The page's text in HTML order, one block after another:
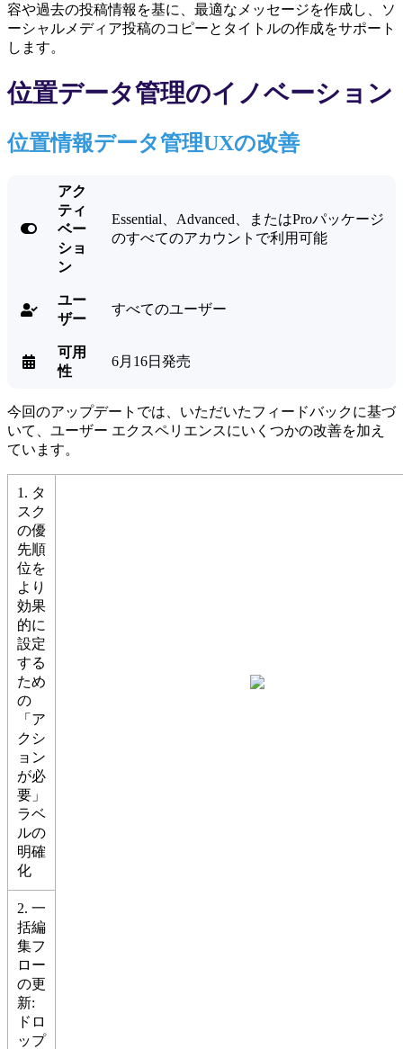
容や過去の投稿情報を基に、最適なメッセージを作成し、ソ
ーシャルメディア投稿のコピーとタイトルの作成をサポート
します。
位置データ管理のイノベーション
位置情報データ管理UXの改善

アク
ティ
ベー
ショ
ン
Essential、Advanced、またはProパッケージ
のすべてのアカウントで利用可能

ユー
ザー
すべてのユーザー

可用
性
6月16日発売
今回のアップデートでは、いただいたフィードバックに基づ
いて、ユーザー エクスペリエンスにいくつかの改善を加え
ています。
1. タ
スク
の優
先順
位を
より
効果
的に
設定
する
ため
の
「ア
クシ
ョン
が必
要」
ラベ
ルの
明確
化
2. 一
括編
集フ
ロー
の更
新:
ドロ
ップ